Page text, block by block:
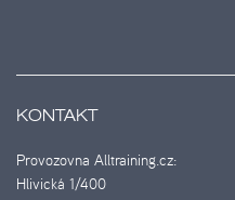
KONTAKT
Provozovna Alltraining.cz:
Hlivická 1/400